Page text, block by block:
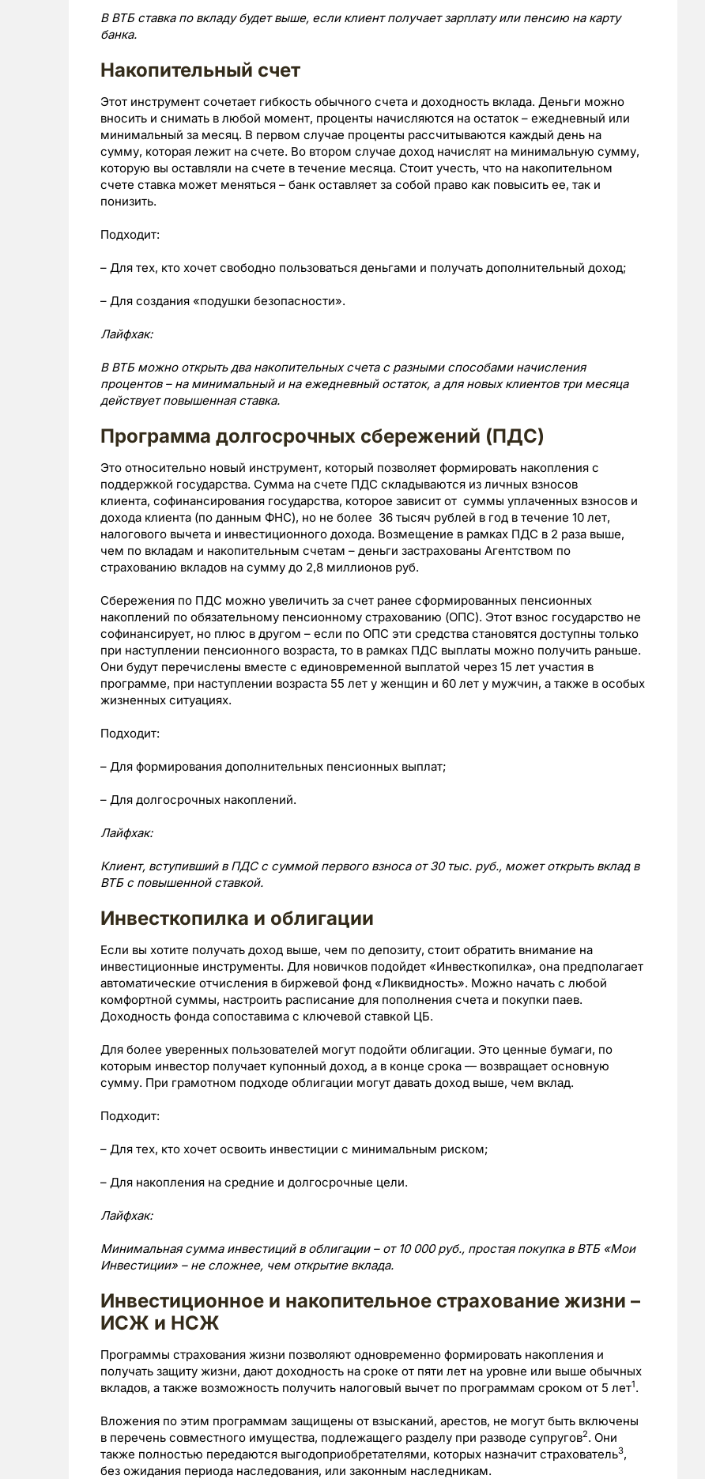
В ВТБ ставка по вкладу будет выше, если клиент получает зарплату или пенсию на карту
банка.
Накопительный счет
Этот инструмент сочетает гибкость обычного счета и доходность вклада. Деньги можно
вносить и снимать в любой момент, проценты начисляются на остаток – ежедневный или
минимальный за месяц. В первом случае проценты рассчитываются каждый день на
сумму, которая лежит на счете. Во втором случае доход начислят на минимальную сумму,
которую вы оставляли на счете в течение месяца. Стоит учесть, что на накопительном
счете ставка может меняться – банк оставляет за собой право как повысить ее, так и
понизить.
Подходит:
– Для тех, кто хочет свободно пользоваться деньгами и получать дополнительный доход;
– Для создания «подушки безопасности».
Лайфхак:
В ВТБ можно открыть два накопительных счета с разными способами начисления
процентов – на минимальный и на ежедневный остаток, а для новых клиентов три месяца
действует повышенная ставка.
Программа долгосрочных сбережений (ПДС)
Это относительно новый инструмент, который позволяет формировать накопления с
поддержкой государства. Сумма на счете ПДС складываются из личных взносов
клиента, софинансирования государства, которое зависит от суммы уплаченных взносов и
дохода клиента (по данным ФНС), но не более 36 тысяч рублей в год в течение 10 лет,
налогового вычета и инвестиционного дохода. Возмещение в рамках ПДС в 2 раза выше,
чем по вкладам и накопительным счетам – деньги застрахованы Агентством по
страхованию вкладов на сумму до 2,8 миллионов руб.
Сбережения по ПДС можно увеличить за счет ранее сформированных пенсионных
накоплений по обязательному пенсионному страхованию (ОПС). Этот взнос государство не
софинансирует, но плюс в другом – если по ОПС эти средства становятся доступны только
при наступлении пенсионного возраста, то в рамках ПДС выплаты можно получить раньше.
Они будут перечислены вместе с единовременной выплатой через 15 лет участия в
программе, при наступлении возраста 55 лет у женщин и 60 лет у мужчин, а также в особых
жизненных ситуациях.
Подходит:
– Для формирования дополнительных пенсионных выплат;
– Для долгосрочных накоплений.
Лайфхак:
Клиент, вступивший в ПДС с суммой первого взноса от 30 тыс. руб., может открыть вклад в
ВТБ с повышенной ставкой.
Инвесткопилка и облигации
Если вы хотите получать доход выше, чем по депозиту, стоит обратить внимание на
инвестиционные инструменты. Для новичков подойдет «Инвесткопилка», она предполагает
автоматические отчисления в биржевой фонд «Ликвидность». Можно начать с любой
комфортной суммы, настроить расписание для пополнения счета и покупки паев.
Доходность фонда сопоставима с ключевой ставкой ЦБ.
Для более уверенных пользователей могут подойти облигации. Это ценные бумаги, по
которым инвестор получает купонный доход, а в конце срока — возвращает основную
сумму. При грамотном подходе облигации могут давать доход выше, чем вклад.
Подходит:
– Для тех, кто хочет освоить инвестиции с минимальным риском;
– Для накопления на средние и долгосрочные цели.
Лайфхак:
Минимальная сумма инвестиций в облигации – от 10 000 руб., простая покупка в ВТБ «Мои
Инвестиции» – не сложнее, чем открытие вклада.
Инвестиционное и накопительное страхование жизни –
ИСЖ и НСЖ
Программы страхования жизни позволяют одновременно формировать накопления и
получать защиту жизни, дают доходность на сроке от пяти лет на уровне или выше обычных
вкладов, а также возможность получить налоговый вычет по программам сроком от 5 лет1.
Вложения по этим программам защищены от взысканий, арестов, не могут быть включены
в перечень совместного имущества, подлежащего разделу при разводе супругов2. Они
также полностью передаются выгодоприобретателями, которых назначит страхователь3,
без ожидания периода наследования, или законным наследникам.